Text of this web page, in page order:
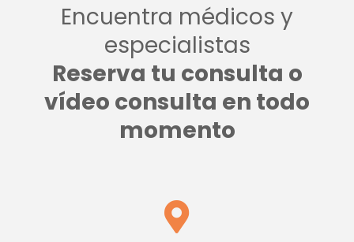
Encuentra médicos y
especialistas
Reserva tu consulta o
vídeo consulta en todo
momento